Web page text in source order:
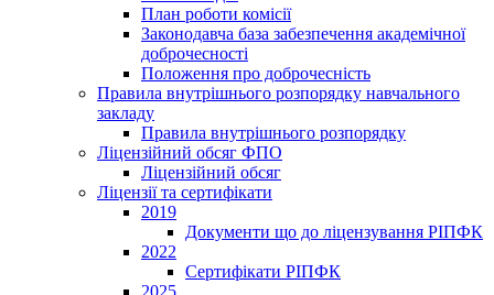
План роботи комісії
Законодавча база забезпечення академічної
доброчесності
Положення про доброчесність
Правила внутрішнього розпорядку навчального
закладу
Правила внутрішнього розпорядку
Ліцензійний обсяг ФПО
Ліцензійний обсяг
Ліцензії та сертифікати
2019
Документи що до ліцензування РІПФК
2022
Сертифікати РІПФК